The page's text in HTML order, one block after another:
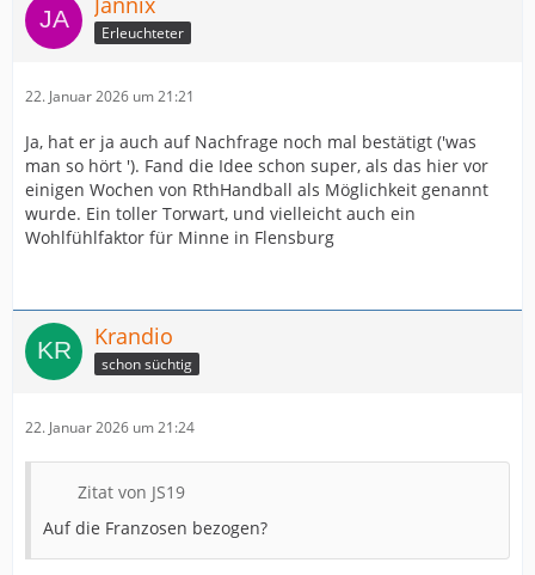
Erleuchteter
22. Januar 2026 um 21:21
Ja, hat er ja auch auf Nachfrage noch mal bestätigt ('was
man so hört '). Fand die Idee schon super, als das hier vor
einigen Wochen von RthHandball als Möglichkeit genannt
wurde. Ein toller Torwart, und vielleicht auch ein
Wohlfühlfaktor für Minne in Flensburg
Krandio
schon süchtig
22. Januar 2026 um 21:24
Zitat von JS19
Auf die Franzosen bezogen?